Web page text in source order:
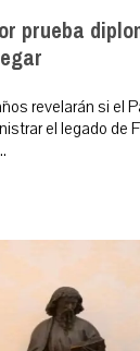
prueba
revelarán si el
el legado de